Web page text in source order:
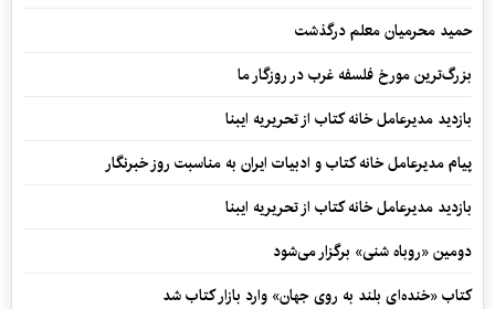
حمید محرمیان معلم درگذشت
بزرگ‌ترین مورخ فلسفه غرب در روزگار ما
بازدید مدیرعامل خانه کتاب از تحریریه ایبنا
پیام مدیرعامل خانه کتاب و ادبیات ایران به مناسبت روز خبرنگار
بازدید مدیرعامل خانه کتاب از تحریریه ایبنا
دومین «روباه شنی» برگزار می‌شود
کتاب «خنده‌ای بلند به روی جهان» وارد بازار کتاب شد